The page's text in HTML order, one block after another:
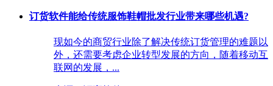
订货软件能给传统服饰鞋帽批发行业带来哪些机遇?
现如今的商贸行业除了解决传统订货管理的难题以
外，还需要考虑企业转型发展的方向，随着移动互
联网的发展，...